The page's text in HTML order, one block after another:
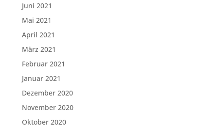
Juni 2021
Mai 2021
April 2021
März 2021
Februar 2021
Januar 2021
Dezember 2020
November 2020
Oktober 2020